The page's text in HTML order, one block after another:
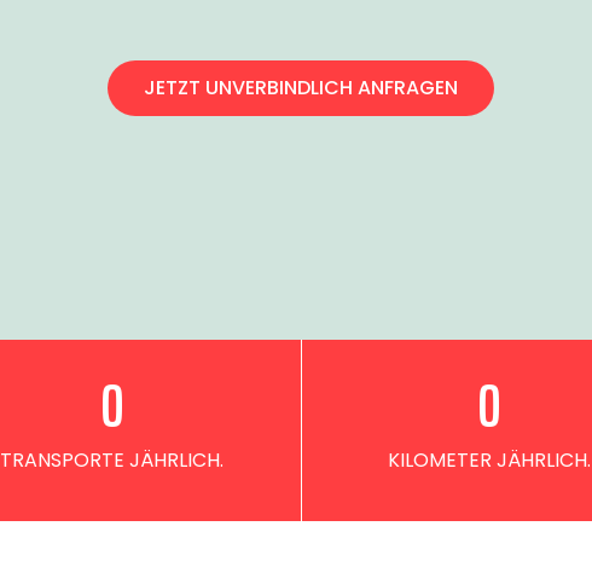
JETZT UNVERBINDLICH ANFRAGEN
TRANSPORTE JÄHRLICH.
0
KILOMETER JÄHRLICH.
0